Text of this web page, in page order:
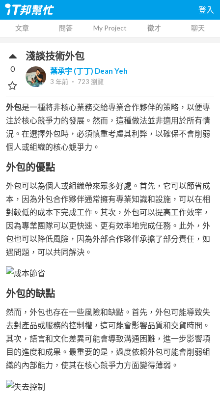
登入
文章 問答 My Project 徵才 聊天
淺談技術外包
葉承宇 (丁丁) Dean Yeh
3 年前 ‧ 723 瀏覽
0
外包是一種將非核心業務交給專業合作夥伴的策略，以便專
注於核心競爭力的發展。然而，這種做法並非適用於所有情
況。在選擇外包時，必須慎重考慮其利弊，以確保不會削弱
個人或組織的核心競爭力。
外包的優點
外包可以為個人或組織帶來眾多好處。首先，它可以節省成
本，因為外包合作夥伴通常擁有專業知識和設施，可以在相
對較低的成本下完成工作。其次，外包可以提高工作效率，
因為專業團隊可以更快速、更有效率地完成任務。此外，外
包也可以降低風險，因為外部合作夥伴承擔了部分責任，如
遇問題，可以共同解決。
外包的缺點
然而，外包也存在一些風險和缺點。首先，外包可能導致失
去對產品或服務的控制權，這可能會影響品質和交貨時間。
其次，語言和文化差異可能會導致溝通困難，進一步影響項
目的進度和成果。最重要的是，過度依賴外包可能會削弱組
織的內部能力，使其在核心競爭力方面變得薄弱。